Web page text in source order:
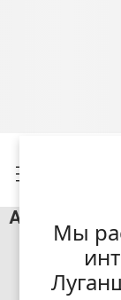
Мы
Афіша